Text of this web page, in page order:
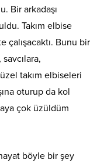
Bir arkadaşı
Takım elbise
Bunu bir
takım elbiseleri
oturup da kol
çok üzüldüm
böyle bir şey